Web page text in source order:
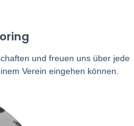
und freuen uns über jede
Verein eingehen können.